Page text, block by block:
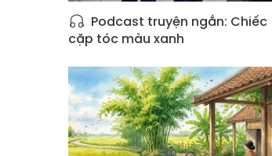
Podcast truyện ngắn: Chiếc
cặp tóc màu xanh